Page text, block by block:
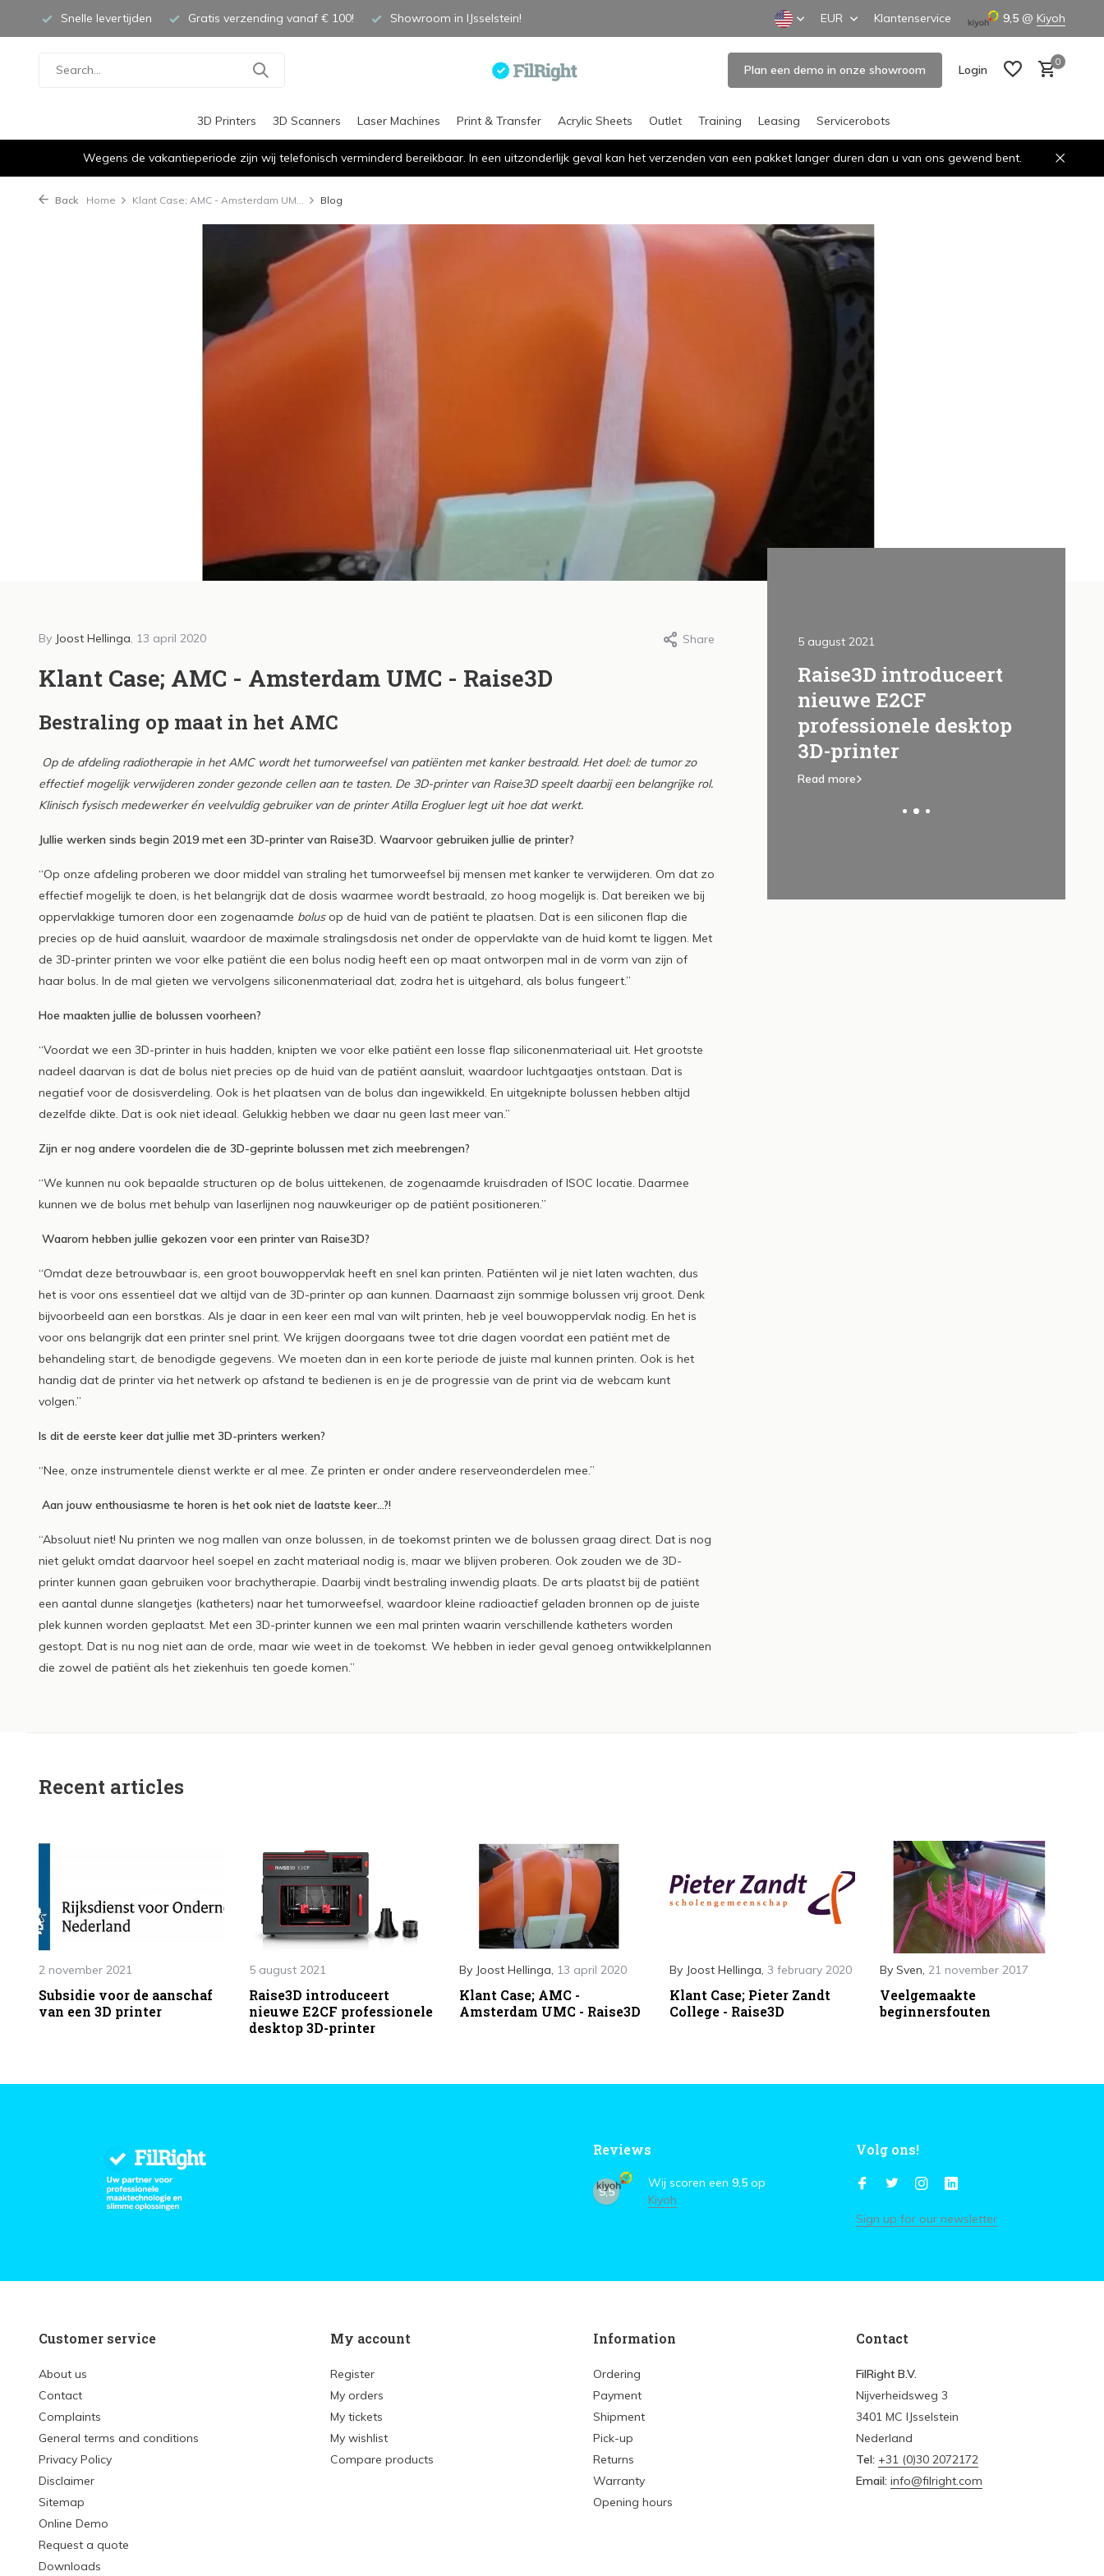
Snelle levertijden Gratis verzending vanaf € 100! Showroom in IJsselstein! EUR Klantenservice 9,5 @ Kiyoh
Plan een demo in onze showroom Login
0
3D Printers 3D Scanners Laser Machines Print & Transfer Acrylic Sheets Outlet Training Leasing Servicerobots
Wegens de vakantieperiode zijn wij telefonisch verminderd bereikbaar. In een uitzonderlijk geval kan het verzenden van een pakket langer duren dan u van ons gewend bent.
Back Home Klant Case; AMC - Amsterdam UM... Blog
By Joost Hellinga, 13 april 2020 Share
Klant Case; AMC - Amsterdam UMC - Raise3D
Bestraling op maat in het AMC
Op de afdeling radiotherapie in het AMC wordt het tumorweefsel van patiënten met kanker bestraald. Het doel: de tumor zo
effectief mogelijk verwijderen zonder gezonde cellen aan te tasten. De 3D-printer van Raise3D speelt daarbij een belangrijke rol.
Klinisch fysisch medewerker én veelvuldig gebruiker van de printer Atilla Erogluer legt uit hoe dat werkt.
Jullie werken sinds begin 2019 met een 3D-printer van Raise3D. Waarvoor gebruiken jullie de printer?
“Op onze afdeling proberen we door middel van straling het tumorweefsel bij mensen met kanker te verwijderen. Om dat zo
effectief mogelijk te doen, is het belangrijk dat de dosis waarmee wordt bestraald, zo hoog mogelijk is. Dat bereiken we bij
oppervlakkige tumoren door een zogenaamde bolusop de huid van de patiënt te plaatsen. Dat is een siliconen flap die
precies op de huid aansluit, waardoor de maximale stralingsdosis net onder de oppervlakte van de huid komt te liggen. Met
de 3D-printer printen we voor elke patiënt die een bolus nodig heeft een op maat ontworpen mal in de vorm van zijn of
haar bolus. In de mal gieten we vervolgens siliconenmateriaal dat, zodra het is uitgehard, als bolus fungeert.”
Hoe maakten jullie de bolussen voorheen?
“Voordat we een 3D-printer in huis hadden, knipten we voor elke patiënt een losse flap siliconenmateriaal uit. Het grootste
nadeel daarvan is dat de bolus niet precies op de huid van de patiënt aansluit, waardoor luchtgaatjes ontstaan. Dat is
negatief voor de dosisverdeling. Ook is het plaatsen van de bolus dan ingewikkeld. En uitgeknipte bolussen hebben altijd
dezelfde dikte. Dat is ook niet ideaal. Gelukkig hebben we daar nu geen last meer van.”
Zijn er nog andere voordelen die de 3D-geprinte bolussen met zich meebrengen?
“We kunnen nu ook bepaalde structuren op de bolus uittekenen, de zogenaamde kruisdraden of ISOC locatie. Daarmee
kunnen we de bolus met behulp van laserlijnen nog nauwkeuriger op de patiënt positioneren.”
Waarom hebben jullie gekozen voor een printer van Raise3D?
“Omdat deze betrouwbaar is, een groot bouwoppervlak heeft en snel kan printen. Patiënten wil je niet laten wachten, dus
het is voor ons essentieel dat we altijd van de 3D-printer op aan kunnen. Daarnaast zijn sommige bolussen vrij groot. Denk
bijvoorbeeld aan een borstkas. Als je daar in een keer een mal van wilt printen, heb je veel bouwoppervlak nodig. En het is
voor ons belangrijk dat een printer snel print. We krijgen doorgaans twee tot drie dagen voordat een patiënt met de
behandeling start, de benodigde gegevens. We moeten dan in een korte periode de juiste mal kunnen printen. Ook is het
handig dat de printer via het netwerk op afstand te bedienen is en je de progressie van de print via de webcam kunt
volgen.”
Is dit de eerste keer dat jullie met 3D-printers werken?
“Nee, onze instrumentele dienst werkte er al mee. Ze printen er onder andere reserveonderdelen mee.”
Aan jouw enthousiasme te horen is het ook niet de laatste keer…?!
“Absoluut niet! Nu printen we nog mallen van onze bolussen, in de toekomst printen we de bolussen graag direct. Dat is nog
niet gelukt omdat daarvoor heel soepel en zacht materiaal nodig is, maar we blijven proberen. Ook zouden we de 3D-
printer kunnen gaan gebruiken voor brachytherapie. Daarbij vindt bestraling inwendig plaats. De arts plaatst bij de patiënt
een aantal dunne slangetjes (katheters) naar het tumorweefsel, waardoor kleine radioactief geladen bronnen op de juiste
plek kunnen worden geplaatst. Met een 3D-printer kunnen we een mal printen waarin verschillende katheters worden
gestopt. Dat is nu nog niet aan de orde, maar wie weet in de toekomst. We hebben in ieder geval genoeg ontwikkelplannen
die zowel de patiënt als het ziekenhuis ten goede komen.”
5 august 2021
Raise3D introduceert
professionele desktop
3D-printer
Read more
Klant Case; Pieter Zandt
Read more
5 august 2021
Raise3D introduceert
nieuwe E2CF
professionele desktop
3D-printer
Read more
Recent articles
2 november 2021
Subsidie voor de aanschaf
van een 3D printer
5 august 2021
Raise3D introduceert
nieuwe E2CF professionele
desktop 3D-printer
By Joost Hellinga, 13 april 2020
Klant Case; AMC -
Amsterdam UMC - Raise3D
By Joost Hellinga, 3 february 2020
Klant Case; Pieter Zandt
College - Raise3D
By Sven, 21 november 2017
Veelgemaakte
beginnersfouten
Reviews
9,5
Wij scoren een 9,5 op
Kiyoh
Volg ons!
Sign up for our newsletter
Customer service
About us
Contact
Complaints
General terms and conditions
Privacy Policy
Disclaimer
Sitemap
Online Demo
Request a quote
Downloads
My account
Register
My orders
My tickets
My wishlist
Compare products
Information
Ordering
Payment
Shipment
Pick-up
Returns
Warranty
Opening hours
Contact
FilRight B.V.
Nijverheidsweg 3
3401 MC IJsselstein
Nederland
Tel: +31 (0)30 2072172
Email: info@filright.com